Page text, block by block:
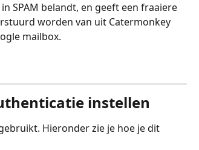
SPAM belandt, en geeft een fraaiere
worden van uit Catermonkey
mailbox.
instellen
Hieronder zie je hoe je dit